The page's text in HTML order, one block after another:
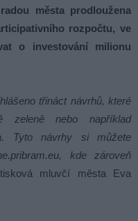
města prodloužena
rozpočtu, ve
o investování milionu
třináct návrhů, které
nebo například
Tyto návrhy si můžete
kde zároveň
mluvčí města Eva